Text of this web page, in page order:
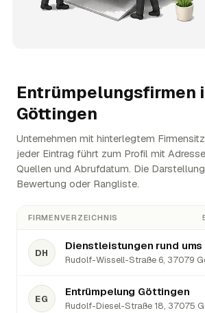
Entrümpelungsfirmen
Göttingen
Unternehmen mit hinterlegtem
jeder Eintrag führt zum Profil mit
Quellen und Abrufdatum. Die
Bewertung oder Rangliste.
FIRMENVERZEICHNIS
DH
Dienstleistungen rund ums
EG
Entrümpelung Göttingen